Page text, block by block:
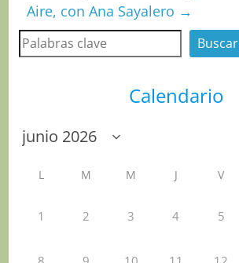
Aire, con Ana Sayalero →
Buscar Buscar
Calendario
L M M J V
1 2 3 4 5